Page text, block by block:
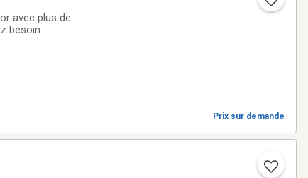
avec plus de
besoin
Prix sur demande